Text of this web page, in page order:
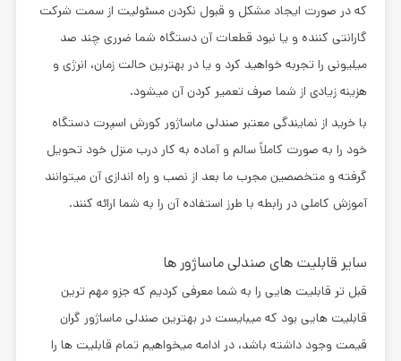
که در صورت ایجاد مشکل و قبول نکردن مسئولیت از سمت شرکت
گارانتی کننده و یا نبود قطعات آن دستگاه شما ضرری چند صد
میلیونی را تجربه خواهید کرد و یا در بهترین حالت زمان، انرژی و
هزینه زیادی از شما صرف تعمیر کردن آن میشود.
با خرید از نمایندگی معتبر صندلی ماساژور کورش اسپرت دستگاه
خود را به صورت کاملاً سالم و آماده به کار درب منزل خود تحویل
گرفته و متخصصین مجرب ما بعد از نصب و راه اندازی آن میتوانند
آموزش کاملی در رابطه با طرز استفاده آن را به شما ارائه کنند.
سایر قابلیت های صندلی ماساژور ها
قبل تر قابلیت هایی را به شما معرفی کردیم که جزو مهم ترین
قابلیت هایی بود که میبایست در بهترین صندلی ماساژور گران
قیمت وجود داشته باشد، در ادامه میخواهیم تمام قابلیت ها را